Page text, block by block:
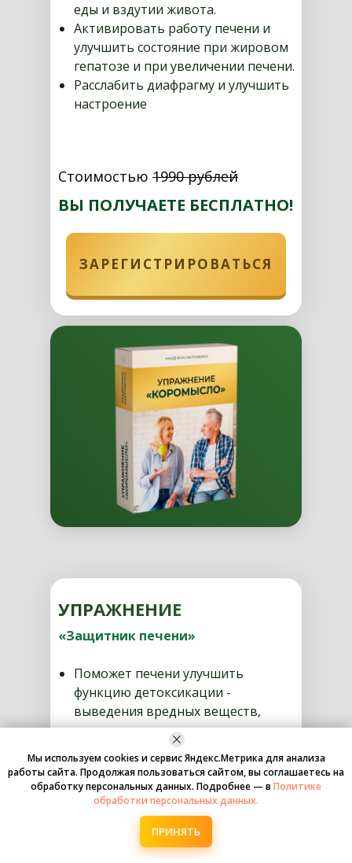
еды и вздутии живота.
Активировать работу печени и
улучшить состояние при жировом
гепатозе и при увеличении печени.
Расслабить диафрагму и улучшить
настроение
ЗАРЕГИСТРИРОВАТЬСЯ
Стоимостью 1990 рублей
ВЫ ПОЛУЧАЕТЕ БЕСПЛАТНО!
УПРАЖНЕНИЕ
«Защитник печени»
Поможет печени улучшить
функцию детоксикации -
выведения вредных веществ,
попадающих в организм.
Избежать отравления токсинами -
крайне губительного для печени
состояния и для всего организма в
целом, характеризующегося
такими симптомами как тошнота
и рвота, горечь во рту, потеря
Мы используем cookies и сервис Яндекс.Метрика для анализа
работы сайта. Продолжая пользоваться сайтом, вы соглашаетесь на
обработку персональных данных. Подробнее — в Политике
обработки персональных данных.
ПРИНЯТЬ